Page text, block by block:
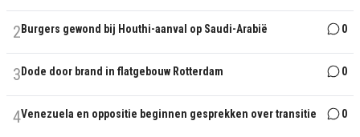
2 Burgers gewond bij Houthi-aanval op Saudi-Arabië 0
3 Dode door brand in flatgebouw Rotterdam 0
4Venezuela en oppositie beginnen gesprekken over transitie 0